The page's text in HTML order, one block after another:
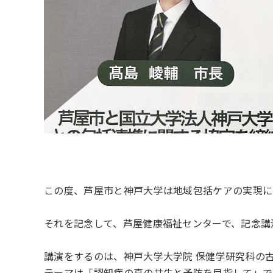
この度、芦屋市と神戸大学は地域包括ケアの実現
それを記念して、芦屋健康福祉センターで、記念
講演をするのは、神戸大学大学院 保健学研究科の